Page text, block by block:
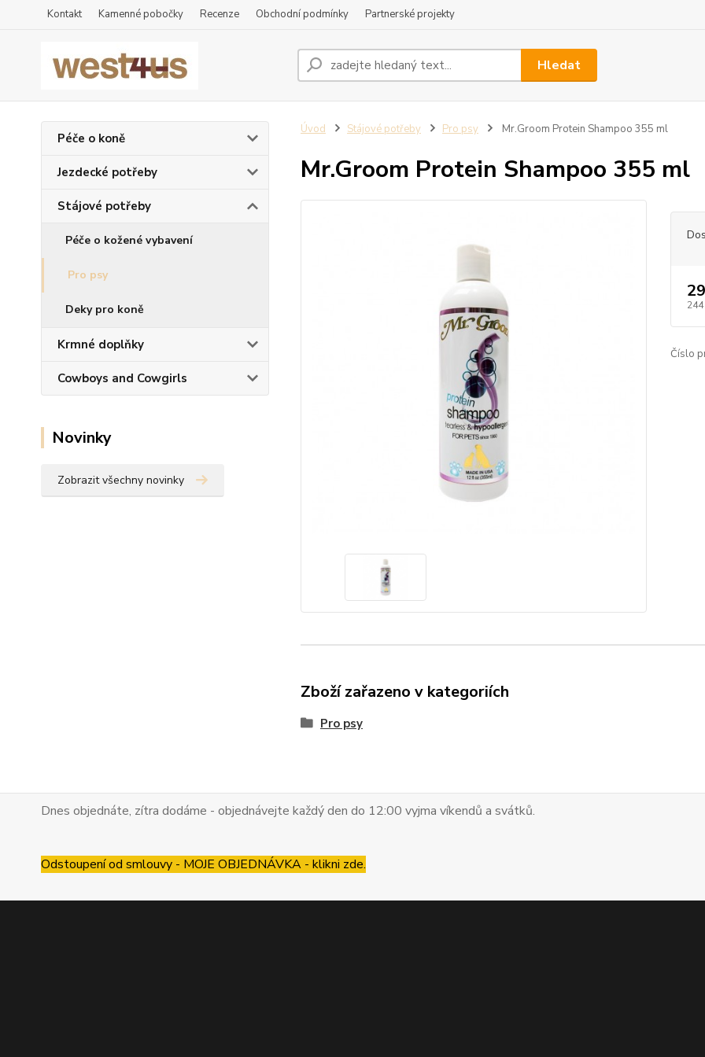
Kontakt Kamenné pobočky Recenze Obchodní podmínky Partnerské projekty
Hledat
Péče o koně
Jezdecké potřeby
Stájové potřeby
Péče o kožené vybavení
Pro psy
Deky pro koně
Krmné doplňky
Cowboys and Cowgirls
Novinky
Zobrazit všechny novinky
Úvod Stájové potřeby Pro psy Mr.Groom Protein Shampoo 355 ml
Mr.Groom Protein Shampoo 355 ml
244
Číslo
Zboží zařazeno v kategoriích
Pro psy
Dnes objednáte, zítra dodáme - objednávejte každý den do 12:00 vyjma víkendů a svátků.
Odstoupení od smlouvy - MOJE OBJEDNÁVKA - klikni zde.